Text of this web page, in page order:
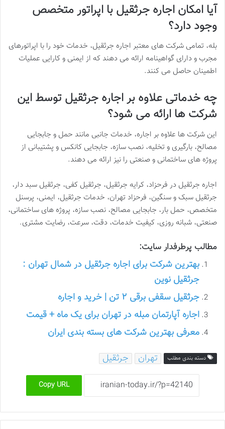
آیا امکان اجاره جرثقیل با اپراتور متخصص
وجود دارد؟
بله، تمامی شرکت های معتبر اجاره جرثقیل، خدمات خود را با اپراتورهای
مجرب و دارای گواهینامه ارائه می دهند که از ایمنی و کارایی عملیات
اطمینان حاصل می کنند.
چه خدماتی علاوه بر اجاره جرثقیل توسط این
شرکت ها ارائه می شود؟
این شرکت ها علاوه بر اجاره، خدمات جانبی مانند حمل و جابجایی
مصالح، بارگیری و تخلیه، نصب سازه، جابجایی کانکس و پشتیبانی از
پروژه های ساختمانی و صنعتی را نیز ارائه می دهند.
اجاره جرثقیل در فرحزاد، کرایه جرثقیل، جرثقیل کفی، جرثقیل سبد دار،
جرثقیل سبک و سنگین، فرحزاد تهران، خدمات جرثقیل، ایمنی، پرسنل
متخصص، حمل بار، جابجایی مصالح، نصب سازه، پروژه های ساختمانی،
صنعتی، شبانه روزی، کیفیت خدمات، دقت، سرعت، رضایت مشتری.
مطالب پرطرفدار سایت:
بهترین شرکت برای اجاره جرثقیل در شمال تهران :
جرثقیل نوین
جرثقیل سقفی برقی ۲ تن | خرید و اجاره
اجاره آپارتمان مبله در تهران برای یک ماه + قیمت
معرفی بهترین شرکت های بسته بندی ایران
دسته بندی مطلب تهران جرثقیل
Copy URL